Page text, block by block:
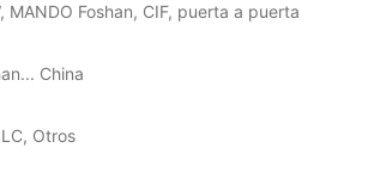
MANDO Foshan, CIF, puerta a puerta
China
Otros